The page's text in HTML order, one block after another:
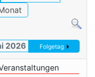
2026 Folgetag